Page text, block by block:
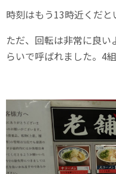
時刻はもう13時近くだと
ただ、回転は非常に良
らいで呼ばれました。4